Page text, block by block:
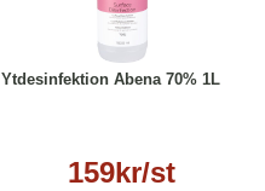
Ytdesinfektion Abena 70% 1L
159kr/st
Läs mer